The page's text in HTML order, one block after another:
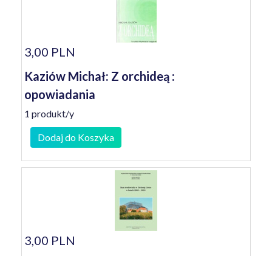
3,00 PLN
Kaziów Michał: Z orchideą :
opowiadania
1 produkt/y
Dodaj do Koszyka
3,00 PLN